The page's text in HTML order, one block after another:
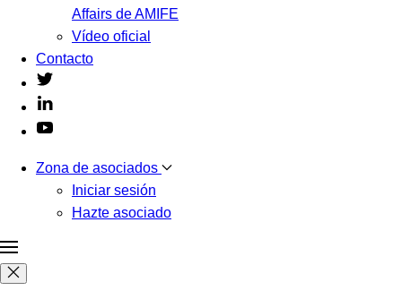
Affairs de AMIFE
Vídeo oficial
Contacto
Zona de asociados
Iniciar sesión
Hazte asociado